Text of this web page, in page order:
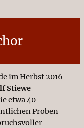
im Herbst 2016
Stiewe
etwa 40
Proben